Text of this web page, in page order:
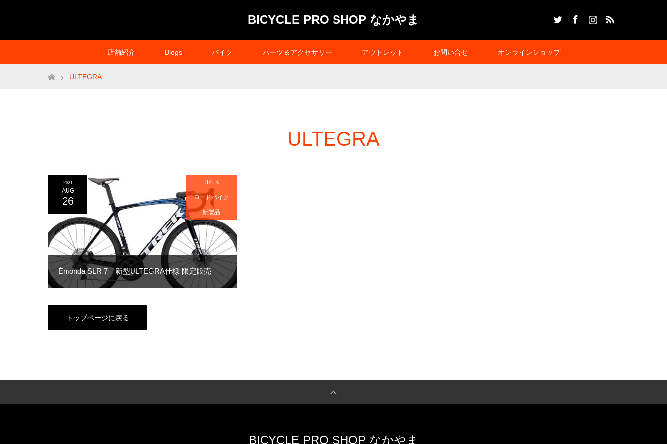
BICYCLE PRO SHOP なかやま
店舗紹介 Blogs バイク パーツ＆アクセサリー アウトレット お問い合せ オンラインショップ
ホームULTEGRA
ULTEGRA
Émonda SLR 7 新型ULTEGRA仕様 限定販売
2021
AUG
26
TREK
ロードバイク
新製品
トップページに戻る
BICYCLE PRO SHOP なかやま